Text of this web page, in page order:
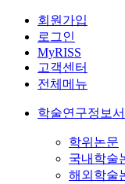
회원가입
로그인
MyRISS
고객센터
전체메뉴
학술연구정보
학위논문
국내학술
해외학술